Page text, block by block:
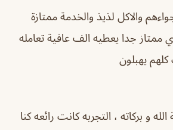
والاكل لذيذ والخدمة ممتازة
ممتاز جدا يعطيه الف عافية تعامله
يهبلون
و بركاته ، التجربه كانت رائعه كنا